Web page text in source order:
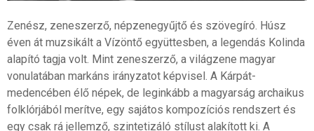
Zenész, zeneszerző, népzenegyűjtő és szövegíró. Húsz
éven át muzsikált a Vízöntő együttesben, a legendás Kolinda
alapító tagja volt. Mint zeneszerző, a világzene magyar
vonulatában markáns irányzatot képvisel. A Kárpát-
medencében élő népek, de leginkább a magyarság archaikus
folklórjából merítve, egy sajátos kompozíciós rendszert és
egy csak rá jellemző, szintetizáló stílust alakított ki. A